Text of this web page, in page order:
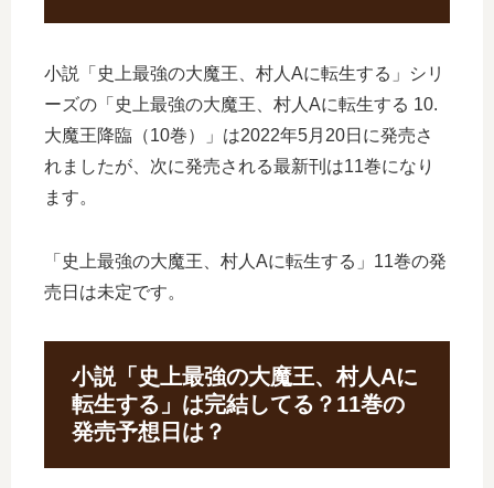
小説「史上最強の大魔王、村人Aに転生する」シリ
ーズの「史上最強の大魔王、村人Aに転生する 10.
大魔王降臨（10巻）」は2022年5月20日に発売さ
れましたが、次に発売される最新刊は11巻になり
ます。
「史上最強の大魔王、村人Aに転生する」11巻の発
売日は未定です。
小説「史上最強の大魔王、村人Aに
転生する」は完結してる？11巻の
発売予想日は？